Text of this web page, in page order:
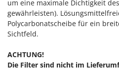
Manuelle Heckenscheren
Mehrzweck-Sauggeräte
Motorhacken -
Famur
FARMER
FBC
Ferrari Group
Ferroni
um eine maximale Dichtigkeit
gewährleisten).
Polycarbonatscheibe für ein
Sichtfeld.
ACHTUNG!
Die Filter sind nicht im